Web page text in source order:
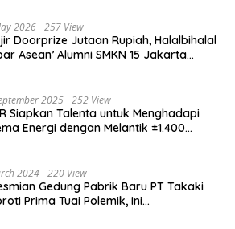
2026 257 View
Doorprize Jutaan Rupiah, Halalbihalal
Asean’ Alumni SMKN 15 Jakarta
2025 252 View
Siapkan Talenta untuk Menghadapi
Energi dengan Melantik ±1.400
2024 220 View
Gedung Pabrik Baru PT Takaki
Prima Tuai Polemik, Ini